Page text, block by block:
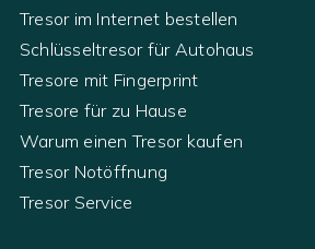
Tresor im Internet bestellen
Schlüsseltresor für Autohaus
Tresore mit Fingerprint
Tresore für zu Hause
Warum einen Tresor kaufen
Tresor Notöffnung
Tresor Service